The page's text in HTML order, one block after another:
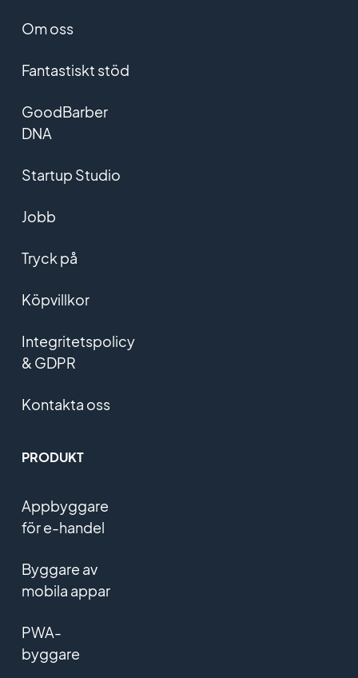
Om oss
Fantastiskt stöd
GoodBarber
DNA
Startup Studio
Jobb
Tryck på
Köpvillkor
Integritetspolicy
& GDPR
Kontakta oss
PRODUKT
Appbyggare
för e-handel
Byggare av
mobila appar
PWA-
byggare